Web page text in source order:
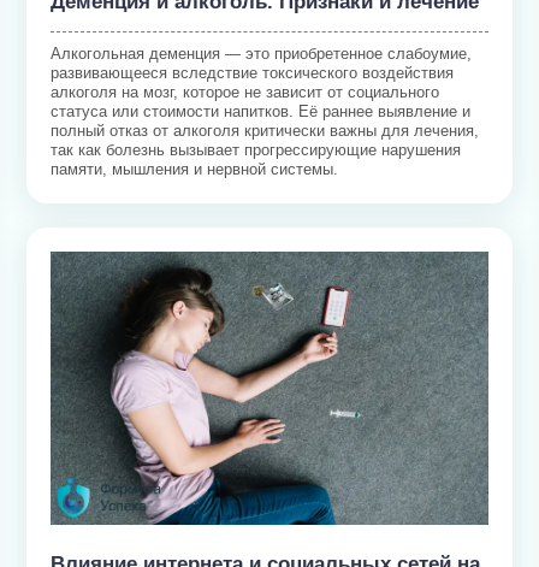
Алкогольная деменция — это приобретенное слабоумие,
развивающееся вследствие токсического воздействия
алкоголя на мозг, которое не зависит от социального
статуса или стоимости напитков. Её раннее выявление и
полный отказ от алкоголя критически важны для лечения,
так как болезнь вызывает прогрессирующие нарушения
памяти, мышления и нервной системы.